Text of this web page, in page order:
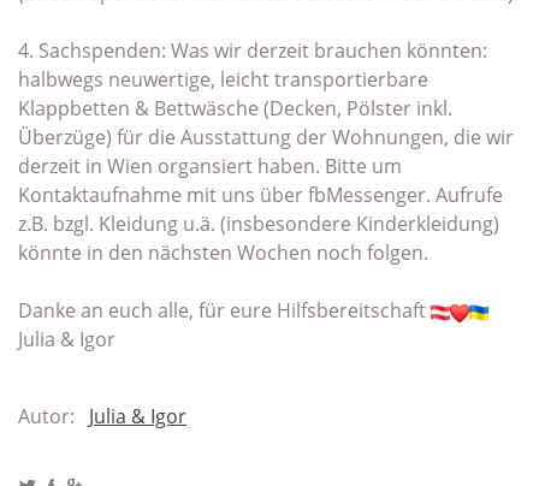
4. Sachspenden: Was wir derzeit brauchen könnten:
halbwegs neuwertige, leicht transportierbare
Klappbetten & Bettwäsche (Decken, Pölster inkl.
Überzüge) für die Ausstattung der Wohnungen, die wir
derzeit in Wien organsiert haben. Bitte um
Kontaktaufnahme mit uns über fbMessenger. Aufrufe
z.B. bzgl. Kleidung u.ä. (insbesondere Kinderkleidung)
könnte in den nächsten Wochen noch folgen.
Danke an euch alle, für eure Hilfsbereitschaft
Julia & Igor
Autor: Julia & Igor